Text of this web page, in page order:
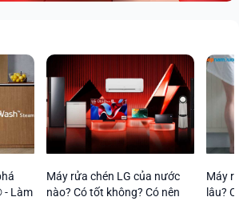
- Làm
Máy rửa chén LG của nước
nào? Có tốt không? Có nên
Máy
lâu?